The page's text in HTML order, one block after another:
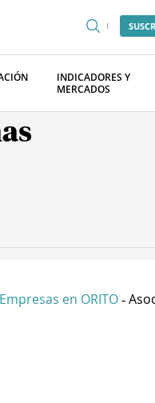
INDICADORES Y
MERCADOS
Empresas en ORITO -